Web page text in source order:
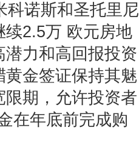
科诺斯和圣托里尼
续2.5万 欧元房地
力和高回报投资
黄金签证保持其魅
期，允许投资者
在年底前完成购